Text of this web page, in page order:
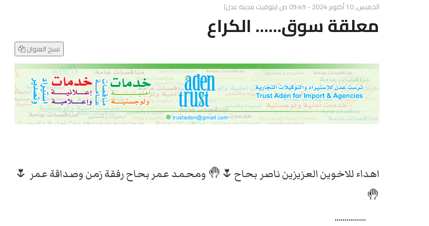
الخميس, 10 أكتوبر 2024 - 09:49 ص (بتوقيت مدينة عدن)
معلقة سوق...... الكراع
نسخ العنوان
اهداء للاخوين العزيزين ناصر بحاح🌷🤚 ومحمد عمر بحاح رفقة زمن وصداقة عمر 🌷
🤚
................